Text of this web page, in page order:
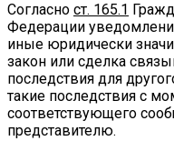
Согласно ст. 165.1
Федерации
иные юридически
закон или сделка
последствия для
такие последствия с
соответствующего
представителю.